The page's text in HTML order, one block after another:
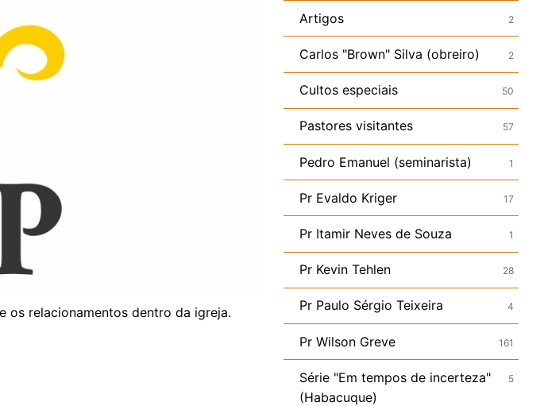
os relacionamentos dentro da igreja.
Artigos 2
Carlos "Brown" Silva (obreiro) 2
Cultos especiais 50
Pastores visitantes 57
Pedro Emanuel (seminarista) 1
Pr Evaldo Kriger 17
Pr Itamir Neves de Souza 1
Pr Kevin Tehlen 28
Pr Paulo Sérgio Teixeira 4
Pr Wilson Greve 161
Série "Em tempos de incerteza"
(Habacuque)
5